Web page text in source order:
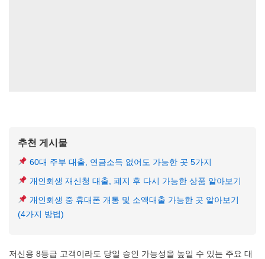
추천 게시물
60대 주부 대출, 연금소득 없어도 가능한 곳 5가지
개인회생 재신청 대출, 폐지 후 다시 가능한 상품 알아보기
개인회생 중 휴대폰 개통 및 소액대출 가능한 곳 알아보기
(4가지 방법)
저신용 8등급 고객이라도 당일 승인 가능성을 높일 수 있는 주요 대